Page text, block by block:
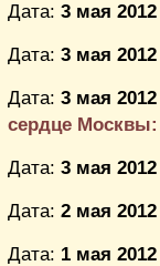
Дата: 3 мая
Дата: 3 мая
Дата: 3 мая
сердце
Дата: 3 мая
Дата: 2 мая
Дата: 1 мая